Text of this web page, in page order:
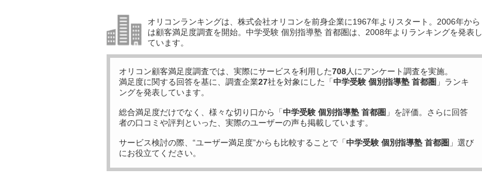
オリコンランキングは、株式会社オリコンを前身企業に1967年よりスタート。2006年から
は顧客満足度調査を開始。中学受験 個別指導塾 首都圏は、2008年よりランキングを発表し
ています。
オリコン顧客満足度調査では、実際にサービスを利用した708人にアンケート調査を実施。
満足度に関する回答を基に、調査企業27社を対象にした「中学受験 個別指導塾 首都圏 」ランキ
ングを発表しています。
総合満足度だけでなく、様々な切り口から「中学受験 個別指導塾 首都圏 」を評価。さらに回答
者の口コミや評判といった、実際のユーザーの声も掲載しています。
サービス検討の際、“ユーザー満足度”からも比較することで「中学受験 個別指導塾 首都圏 」選び
にお役立てください。